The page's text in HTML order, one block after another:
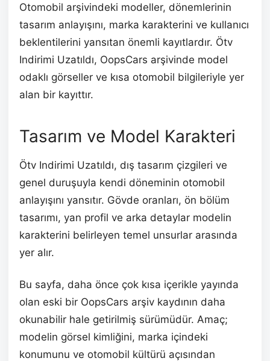
Otomobil arşivindeki modeller, dönemlerinin
tasarım anlayışını, marka karakterini ve kullanıcı
beklentilerini yansıtan önemli kayıtlardır. Ötv
Indirimi Uzatıldı, OopsCars arşivinde model
odaklı görseller ve kısa otomobil bilgileriyle yer
alan bir kayıttır.
Tasarım ve Model Karakteri
Ötv Indirimi Uzatıldı, dış tasarım çizgileri ve
genel duruşuyla kendi döneminin otomobil
anlayışını yansıtır. Gövde oranları, ön bölüm
tasarımı, yan profil ve arka detaylar modelin
karakterini belirleyen temel unsurlar arasında
yer alır.
Bu sayfa, daha önce çok kısa içerikle yayında
olan eski bir OopsCars arşiv kaydının daha
okunabilir hale getirilmiş sürümüdür. Amaç;
modelin görsel kimliğini, marka içindeki
konumunu ve otomobil kültürü açısından